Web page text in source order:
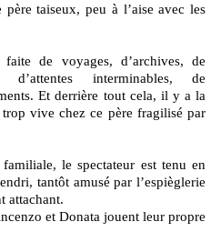
taiseux, peu à l’aise avec les
de voyages, d’archives, de
d’attentes interminables, de
Et derrière tout cela, il y a la
vive chez ce père fragilisé par
le spectateur est tenu en
tantôt amusé par l’espièglerie
attachant.
et Donata jouent leur propre